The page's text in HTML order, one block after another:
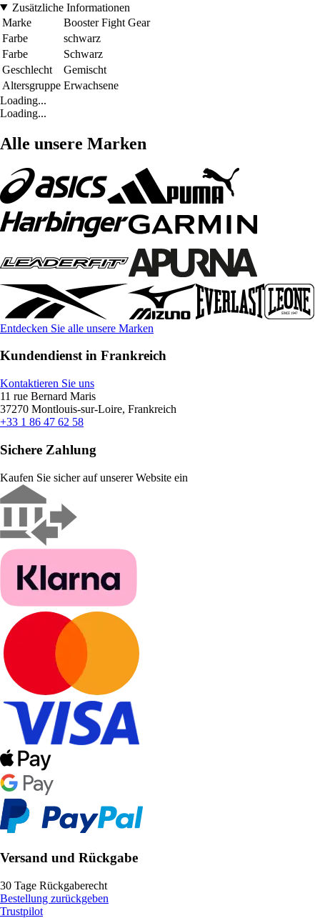
Zusätzliche Informationen
Marke
Booster Fight Gear
Farbe
schwarz
Farbe
Schwarz
Geschlecht
Gemischt
Altersgruppe Erwachsene
Loading...
Loading...
Alle unsere Marken
Entdecken Sie alle unsere Marken
Kundendienst in Frankreich
Kontaktieren Sie uns
11 rue Bernard Maris
37270 Montlouis-sur-Loire, Frankreich
+33 1 86 47 62 58
Sichere Zahlung
Kaufen Sie sicher auf unserer Website ein
Versand und Rückgabe
30 Tage Rückgaberecht
Bestellung zurückgeben
Trustpilot